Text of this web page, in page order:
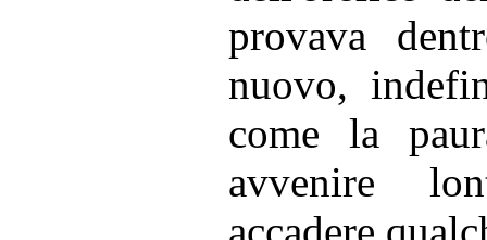
provava
nuovo,
come la
avvenire